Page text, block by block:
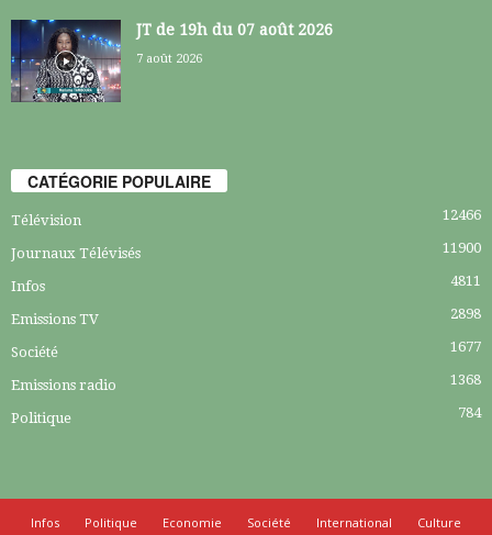
JT de 19h du 07 août 2026
7 août 2026
CATÉGORIE POPULAIRE
Télévision 12466
Journaux Télévisés 11900
Infos 4811
Emissions TV 2898
Société 1677
Emissions radio 1368
Politique 784
Infos Politique Economie Société International Culture